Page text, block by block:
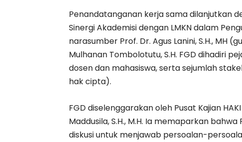
Penandatanganan kerja sama dilanjutkan
Sinergi Akademisi dengan LMKN dalam
narasumber Prof. Dr. Agus Lanini, S.H., MH
Mulhanan Tombolotutu, S.H. FGD dihadiri
dosen dan mahasiswa, serta sejumlah
hak cipta).
FGD diselenggarakan oleh Pusat Kajian
Maddusila, S.H., M.H. Ia memaparkan
diskusi untuk menjawab persoalan-